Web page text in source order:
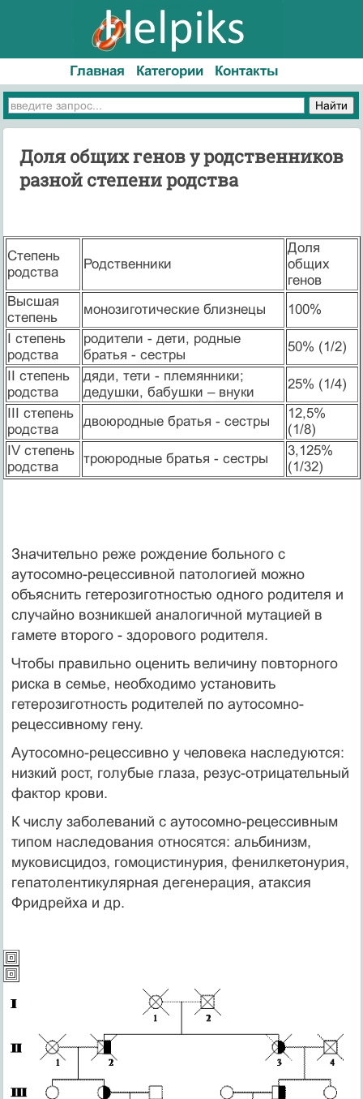
Главная Категории Контакты
Доля общих генов у родственников
разной степени родства
Степень
родства
Родственники
Доля
общих
генов
Высшая
степень
монозиготические близнецы
100%
I степень
родства
родители - дети, родные
братья - сестры
50% (1/2)
II степень
родства
дяди, тети - племянники;
дедушки, бабушки – внуки
25% (1/4)
III степень
родства
двоюродные братья - сестры
12,5%
(1/8)
IV степень
родства
троюродные братья - сестры
3,125%
(1/32)
Значительно реже рождение больного с
аутосомно-рецессивной патологией можно
объяснить гетерозиготностью одного родителя и
случайно возникшей аналогичной мутацией в
гамете второго - здорового родителя.
Чтобы правильно оценить величину повторного
риска в семье, необходимо установить
гетерозиготность родителей по аутосомно-
рецессивному гену.
Аутосомно-рецессивно у человека наследуются:
низкий рост, голубые глаза, резус-отрицательный
фактор крови.
К числу заболеваний с аутосомно-рецессивным
типом наследования относятся: альбинизм,
муковисцидоз, гомоцистинурия, фенилкетонурия,
гепатолентикулярная дегенерация, атаксия
Фридрейха и др.